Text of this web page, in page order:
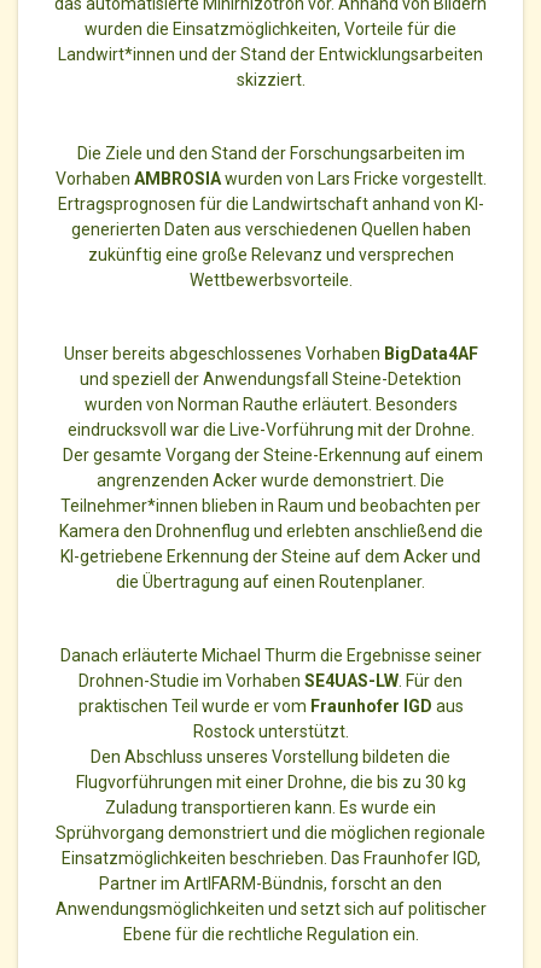
wurden die Einsatzmöglichkeiten, Vorteile für die
Landwirt*innen und der Stand der Entwicklungsarbeiten
skizziert.
Die Ziele und den Stand der Forschungsarbeiten im
Vorhaben AMBROSIAwurden von Lars Fricke vorgestellt.
Ertragsprognosen für die Landwirtschaft anhand von KI-
generierten Daten aus verschiedenen Quellen haben
zukünftig eine große Relevanz und versprechen
Wettbewerbsvorteile.
Unser bereits abgeschlossenes Vorhaben BigData4AF
und speziell der Anwendungsfall Steine-Detektion
wurden von Norman Rauthe erläutert. Besonders
eindrucksvoll war die Live-Vorführung mit der Drohne.
Der gesamte Vorgang der Steine-Erkennung auf einem
angrenzenden Acker wurde demonstriert. Die
Teilnehmer*innen blieben in Raum und beobachten per
Kamera den Drohnenflug und erlebten anschließend die
KI-getriebene Erkennung der Steine auf dem Acker und
die Übertragung auf einen Routenplaner.
Danach erläuterte Michael Thurm die Ergebnisse seiner
Drohnen-Studie im Vorhaben SE4UAS-LW . Für den
praktischen Teil wurde er vom Fraunhofer IGD aus
Rostock unterstützt.
Den Abschluss unseres Vorstellung bildeten die
Flugvorführungen mit einer Drohne, die bis zu 30 kg
Zuladung transportieren kann. Es wurde ein
Sprühvorgang demonstriert und die möglichen regionale
Einsatzmöglichkeiten beschrieben. Das Fraunhofer IGD,
Partner im ArtIFARM-Bündnis, forscht an den
Anwendungsmöglichkeiten und setzt sich auf politischer
Ebene für die rechtliche Regulation ein.